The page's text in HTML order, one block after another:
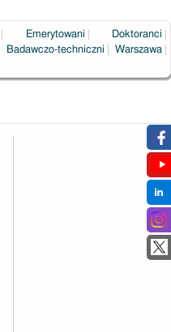
Emerytowani
Doktoranci
Badawczo-techniczni
Warszawa